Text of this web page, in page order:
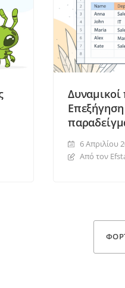
Δυναμικοί
6 Απριλίου
Από τον